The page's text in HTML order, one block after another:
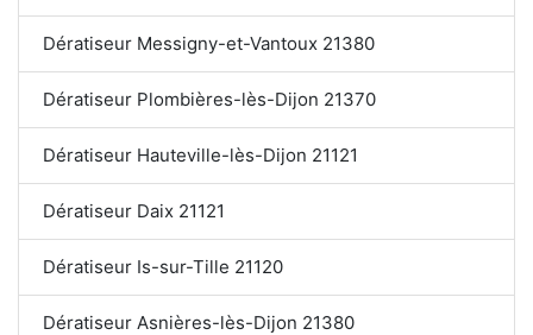
Dératiseur Messigny-et-Vantoux 21380
Dératiseur Plombières-lès-Dijon 21370
Dératiseur Hauteville-lès-Dijon 21121
Dératiseur Daix 21121
Dératiseur Is-sur-Tille 21120
Dératiseur Asnières-lès-Dijon 21380